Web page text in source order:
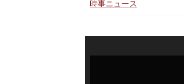
時事ニュース